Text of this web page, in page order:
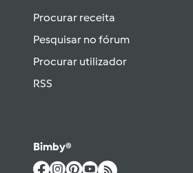
Procurar receita
Pesquisar no fórum
Procurar utilizador
RSS
Bimby®